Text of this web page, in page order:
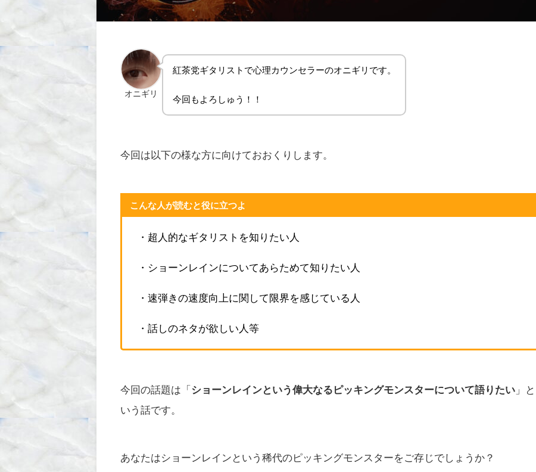
オニギリ
紅茶党ギタリストで心理カウンセラーのオニギリです。
今回もよろしゅう！！
今回は以下の様な方に向けておおくりします。
こんな人が読むと役に立つよ
・ 超人的なギタリストを知りたい人
・ ショーンレインについてあらためて知りたい人
・ 速弾きの速度向上に関して限界を感じている人
・ 話しのネタが欲しい人等
今回の話題は「 ショーンレインという偉大なるピッキングモンスターについて語りたい 」と
いう話です。
あなたはショーンレインという稀代のピッキングモンスターをご存じでしょうか？